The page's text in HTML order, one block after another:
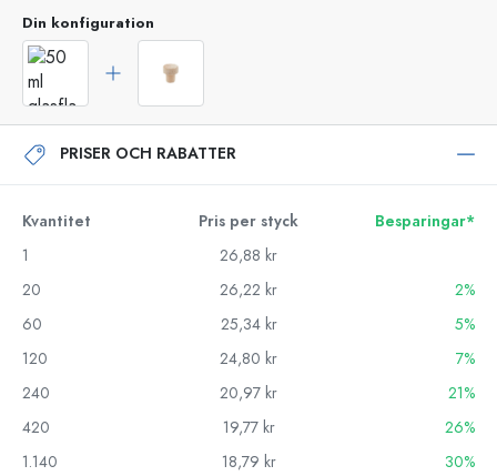
Din konfiguration
PRISER OCH RABATTER
Kvantitet Pris per styck
Besparingar*
1
26,88 kr
20
26,22 kr
2%
60
25,34 kr
5%
120
24,80 kr
7%
240
20,97 kr
21%
420
19,77 kr
26%
1.140
18,79 kr
30%